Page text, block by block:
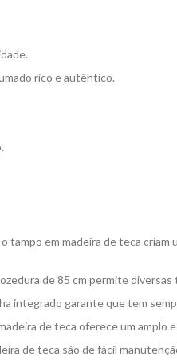
rico e autêntico.
tampo em madeira de teca
de 85 cm permite
integrado garante que tem
de teca oferece um amplo
de teca são de fácil